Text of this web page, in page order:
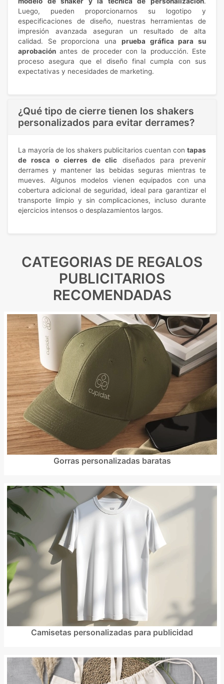
Luego, pueden proporcionarnos su logotipo y
especificaciones de diseño, nuestras herramientas de
impresión avanzada aseguran un resultado de alta
calidad. Se proporciona una prueba gráfica para su
aprobación antes de proceder con la producción. Este
proceso asegura que el diseño final cumpla con sus
expectativas y necesidades de marketing.
¿Qué tipo de cierre tienen los shakers
personalizados para evitar derrames?
La mayoría de los shakers publicitarios cuentan con tapas
de rosca o cierres de clic diseñados para prevenir
derrames y mantener las bebidas seguras mientras te
mueves. Algunos modelos vienen equipados con una
cobertura adicional de seguridad, ideal para garantizar el
transporte limpio y sin complicaciones, incluso durante
ejercicios intensos o desplazamientos largos.
CATEGORIAS DE REGALOS
PUBLICITARIOS
RECOMENDADAS
Gorras personalizadas baratas
Camisetas personalizadas para publicidad